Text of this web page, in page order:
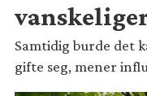
Samtidig burde det
gifte seg, mener